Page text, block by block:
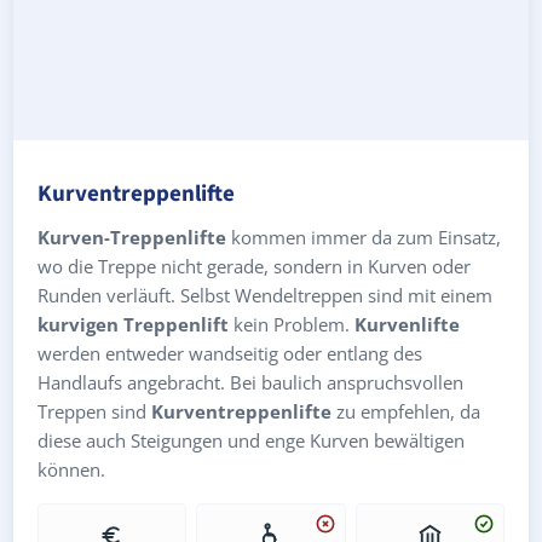
Kurventreppenlifte
Kurven-Treppenlifte kommen immer da zum Einsatz,
wo die Treppe nicht gerade, sondern in Kurven oder
Runden verläuft. Selbst Wendeltreppen sind mit einem
kurvigen Treppenlift kein Problem. Kurvenlifte
werden entweder wandseitig oder entlang des
Handlaufs angebracht. Bei baulich anspruchsvollen
Treppen sind Kurventreppenlifte zu empfehlen, da
diese auch Steigungen und enge Kurven bewältigen
können.